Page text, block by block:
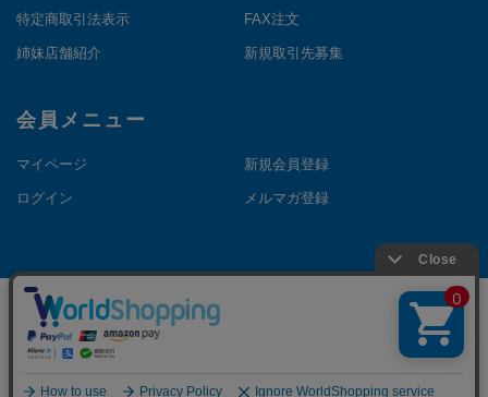
特定商取引法表示 FAX注文
姉妹店舗紹介 新規取引先募集
会員メニュー
マイページ 新規会員登録
ログイン メルマガ登録
©Copyright NAKANOTHEDIRECT. All Rights Reserved.